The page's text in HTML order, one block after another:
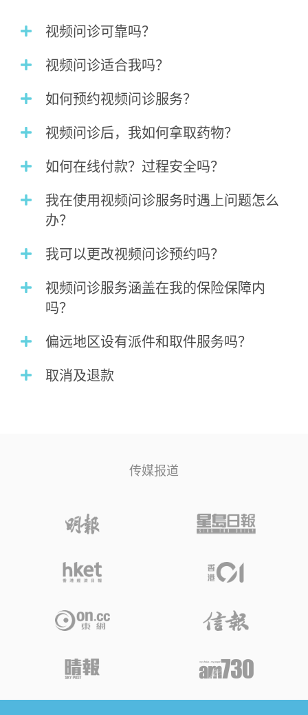
视频问诊可靠吗？
视频问诊适合我吗？
如何预约视频问诊服务？
视频问诊后，我如何拿取药物？
如何在线付款？过程安全吗？
我在使用视频问诊服务时遇上问题怎么
办？
我可以更改视频问诊预约吗？
视频问诊服务涵盖在我的保险保障内
吗？
偏远地区设有派件和取件服务吗？
取消及退款
传媒报道